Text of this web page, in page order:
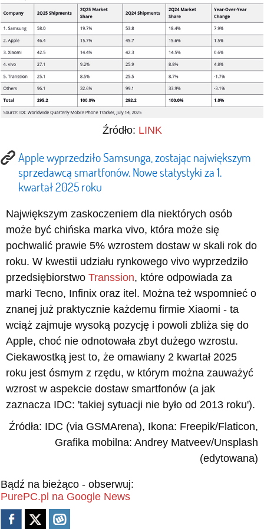
Źródło: LINK
Apple wyprzedziło Samsunga, zostając największym
sprzedawcą smartfonów. Nowe statystyki za 1.
kwartał 2025 roku
Największym zaskoczeniem dla niektórych osób
może być chińska marka vivo, która może się
pochwalić prawie 5% wzrostem dostaw w skali rok do
roku. W kwestii udziału rynkowego vivo wyprzedziło
przedsiębiorstwo Transsion, które odpowiada za
marki Tecno, Infinix oraz itel. Można też wspomnieć o
znanej już praktycznie każdemu firmie Xiaomi - ta
wciąż zajmuje wysoką pozycję i powoli zbliża się do
Apple, choć nie odnotowała zbyt dużego wzrostu.
Ciekawostką jest to, że omawiany 2 kwartał 2025
roku jest ósmym z rzędu, w którym można zauważyć
wzrost w aspekcie dostaw smartfonów (a jak
zaznacza IDC: 'takiej sytuacji nie było od 2013 roku').
Źródła: IDC (via GSMArena), Ikona: Freepik/Flaticon,
Grafika mobilna: Andrey Matveev/Unsplash
(edytowana)
Bądź na bieżąco - obserwuj:
PurePC.pl na Google News